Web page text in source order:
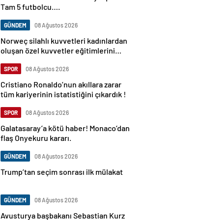
Tam 5 futbolcu….
GÜNDEM 08 Ağustos 2026
Norweç silahlı kuvvetleri kadınlardan
oluşan özel kuvvetler eğitimlerini
SPOR 08 Ağustos 2026
Cristiano Ronaldo’nun akıllara zarar
tüm kariyerinin istatistiğini çıkardık !
SPOR 08 Ağustos 2026
Galatasaray’a kötü haber! Monaco’dan
flaş Onyekuru kararı.
GÜNDEM 08 Ağustos 2026
Trump’tan seçim sonrası ilk mülakat
GÜNDEM 08 Ağustos 2026
Avusturya başbakanı Sebastian Kurz